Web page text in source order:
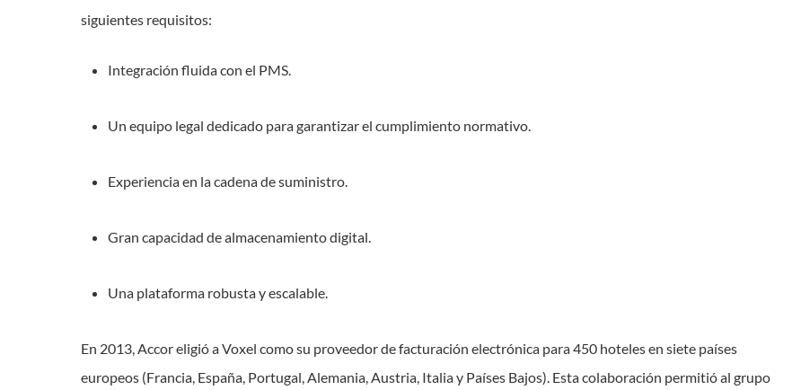
siguientes requisitos:
Integración fluida con el PMS.
Un equipo legal dedicado para garantizar el cumplimiento normativo.
Experiencia en la cadena de suministro.
Gran capacidad de almacenamiento digital.
Una plataforma robusta y escalable.
En 2013, Accor eligió a Voxel como su proveedor de facturación electrónica para 450 hoteles en siete países
europeos (Francia, España, Portugal, Alemania, Austria, Italia y Países Bajos). Esta colaboración permitió al grupo